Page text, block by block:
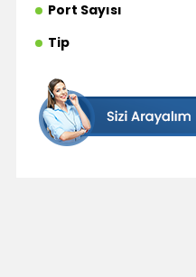
Port Sayısı
Tip